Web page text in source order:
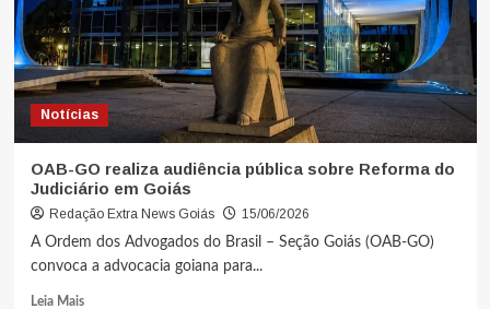
Notícias
OAB-GO realiza audiência pública sobre Reforma do
Judiciário em Goiás
Redação Extra News Goiás
15/06/2026
A Ordem dos Advogados do Brasil – Seção Goiás (OAB-GO)
convoca a advocacia goiana para...
Leia Mais